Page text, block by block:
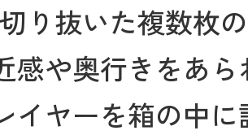
り抜いた複数枚
感や奥行きをあ
イヤーを箱の中